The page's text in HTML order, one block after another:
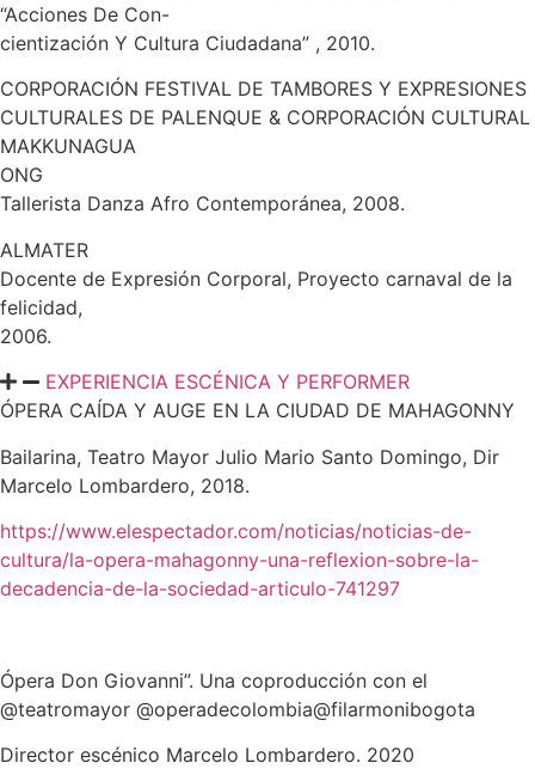
“Acciones De Con-
cientización Y Cultura Ciudadana” , 2010.
CORPORACIÓN FESTIVAL DE TAMBORES Y EXPRESIONES
CULTURALES DE PALENQUE & CORPORACIÓN CULTURAL
MAKKUNAGUA
ONG
Tallerista Danza Afro Contemporánea, 2008.
ALMATER
Docente de Expresión Corporal, Proyecto carnaval de la
felicidad,
2006.
EXPERIENCIA ESCÉNICA Y PERFORMER
ÓPERA CAÍDA Y AUGE EN LA CIUDAD DE MAHAGONNY
Bailarina, Teatro Mayor Julio Mario Santo Domingo, Dir
Marcelo Lombardero, 2018.
https://www.elespectador.com/noticias/noticias-de-
cultura/la-opera-mahagonny-una-reflexion-sobre-la-
decadencia-de-la-sociedad-articulo-741297
Ópera Don Giovanni”. Una coproducción con el
@teatromayor @operadecolombia@filarmonibogota
Director escénico Marcelo Lombardero. 2020